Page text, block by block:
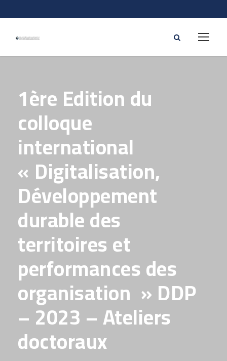
1ère Edition du
colloque
international
« Digitalisation,
Développement
durable des
territoires et
performances des
organisation » DDP
– 2023 – Ateliers
doctoraux